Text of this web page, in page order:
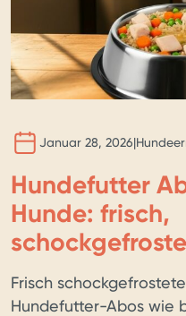
Januar 28, 2026|
Hundefutter
Hunde: frisch,
Frisch
Hundefutter-Abos wie